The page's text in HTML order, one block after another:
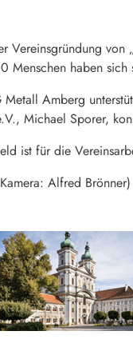
Vereinsgründung
Menschen haben sich
Metall Amberg
Michael Sporer,
ist für die
Alfred Brönner)